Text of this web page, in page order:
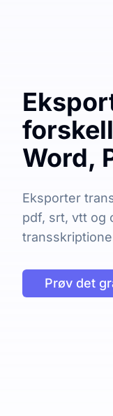
Word,
Eksporter
pdf, srt, vtt og
Prøv det